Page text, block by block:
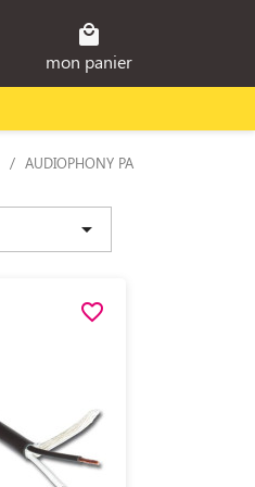
local_mall
mon panier
AUDIOPHONY PA

favorite_border